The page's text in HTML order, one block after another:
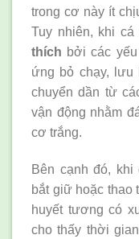
trong cơ này ít
Tuy nhiên, khi
thích bởi các
ứng bỏ chạy,
chuyển dần từ
vận động nhằm
cơ trắng.
Bên cạnh đó, khi
bắt giữ hoặc thao
huyết tương có
cho thấy thời